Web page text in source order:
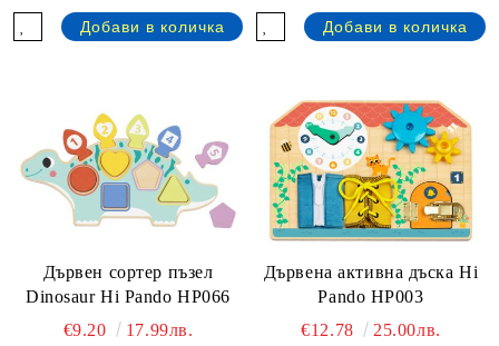
Дървен сортер пъзел
Dinosaur Hi Pando HP066
€9.20
17.99лв.
Дървена активна дъска Hi
Pando HP003
€12.78
25.00лв.